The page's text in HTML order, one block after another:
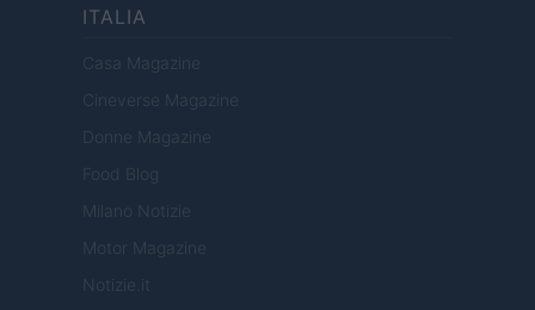
ITALIA
Casa Magazine
Cineverse Magazine
Donne Magazine
Food Blog
Milano Notizie
Motor Magazine
Notizie.it